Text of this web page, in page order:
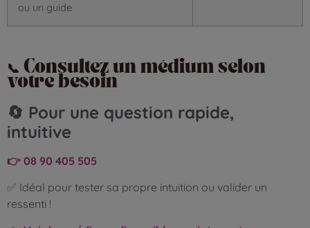
ou un guide
📞 Consultez un médium selon
votre besoin
🔄 Pour une question rapide,
intuitive
👉 08 90 405 505
✅ Idéal pour tester sa propre intuition ou valider un
ressenti !